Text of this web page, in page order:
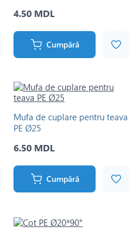
4.50 MDL
Cumpără
Mufa de cuplare pentru teava
PE Ø25
6.50 MDL
Cumpără